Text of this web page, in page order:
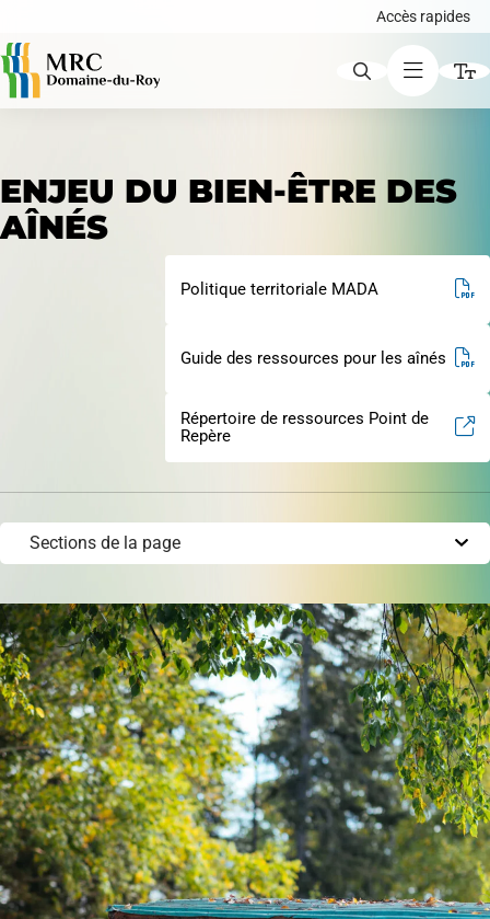
Accès rapides
Augmenter le texte
Diminuer le texte
Contraste élevé
Liens soulignés
Avis publics
Carte interactive
Demande de certificat d'autorisation ou de
permis
Évaluation foncière
Fonds, programmes et appels de projets
ENJEU DU BIEN-ÊTRE DES
AÎNÉS
Politique territoriale MADA
Guide des ressources pour les aînés
Répertoire de ressources Point de
Repère